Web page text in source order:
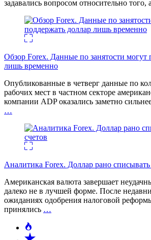
задавались вопросом относительно
Обзор Forex. Данные по занятости могут
лишь временно
Опубликованные в четверг данные по
рабочих мест в частном секторе
компании ADP оказались заметно
…
Аналитика Forex. Доллар рано списывать
Американская валюта завершает
далеко не в лучшей форме. После
ожиданиях одобрения налоговой
принялись …